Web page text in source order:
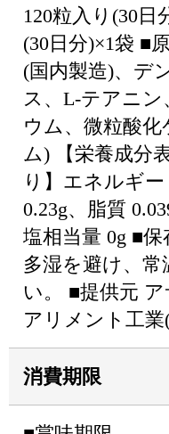
120粒入り(30日
(30日分)×1袋 ■
(国内製造)、デ
ス、L-テアニ
ウム、微粒酸
ム) 【栄養成分
り】エネルギ
0.23g、脂質
塩相当量 0g ■
多湿を避け、常
い。 ■提供元
アリメント工業
消費期限